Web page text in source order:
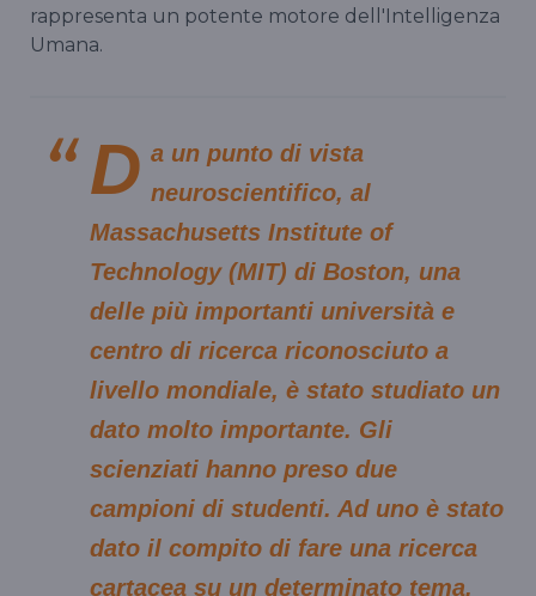
rappresenta un potente motore dell'Intelligenza
Umana.
D a un punto di vista
neuroscientifico, al
Massachusetts Institute of
Technology (MIT) di Boston, una
delle più importanti università e
centro di ricerca riconosciuto a
livello mondiale, è stato studiato un
dato molto importante. Gli
scienziati hanno preso due
campioni di studenti. Ad uno è stato
dato il compito di fare una ricerca
cartacea su un determinato tema,